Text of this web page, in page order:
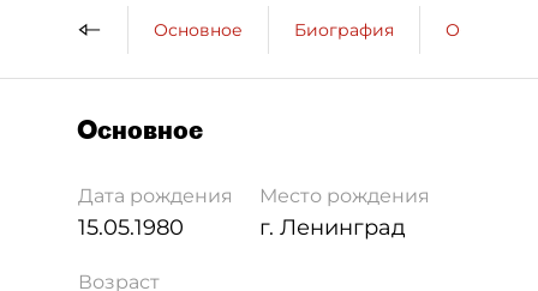
Основное Биография
Основное
Дата рождения
15.05.1980
Место рождения
г. Ленинград
Возраст